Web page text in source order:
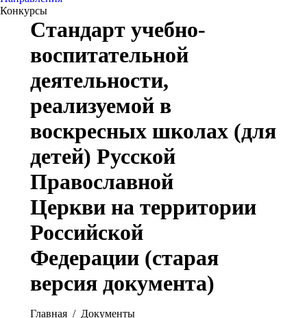
Конкурсы
Стандарт учебно-
воспитательной
деятельности,
реализуемой в
воскресных школах (для
детей) Русской
Православной
Церкви на территории
Российской
Федерации (старая
версия документа)
Главная
Документы